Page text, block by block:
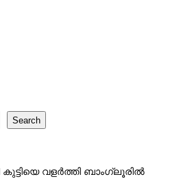
Search
വളർത്തി ബാംഗ്ലൂരിൽ